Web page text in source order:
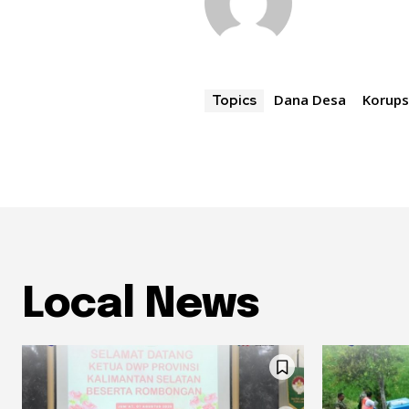
Topics Dana Desa
Local News